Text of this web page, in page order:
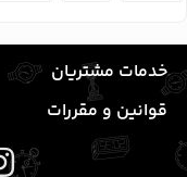
خدمات مشتریان
قوانین و مقررات